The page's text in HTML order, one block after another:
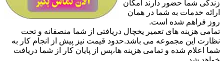
زندگی شما حضور دارند امکان
ارائه خدمات به شما در همان
روز فراهم شده است.
تمامی هزینه های تعمیر یخچال دریافتی از شما منصفانه و تحت
نظارت این مجموعه می باشد.حدود قیمت نیز پیش از انجام کار به
شما اعلام شده و تمامی هزینه ها،پس از پایان کار از شما دریافت